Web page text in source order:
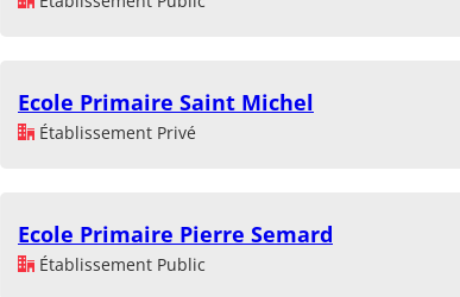
Ecole Primaire Saint Michel
Établissement Privé
Ecole Primaire Pierre Semard
Établissement Public